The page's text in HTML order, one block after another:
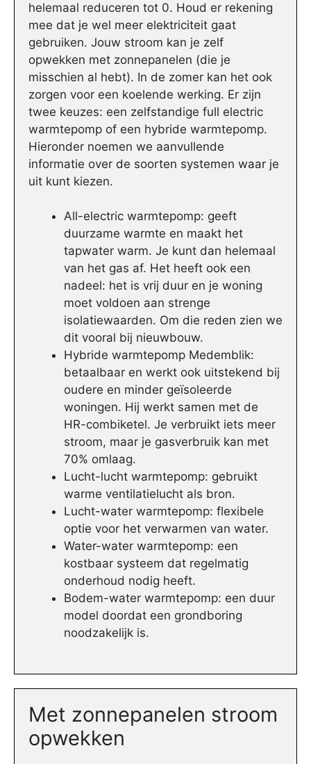
helemaal reduceren tot 0. Houd er rekening
mee dat je wel meer elektriciteit gaat
gebruiken. Jouw stroom kan je zelf
opwekken met zonnepanelen (die je
misschien al hebt). In de zomer kan het ook
zorgen voor een koelende werking. Er zijn
twee keuzes: een zelfstandige full electric
warmtepomp of een hybride warmtepomp.
Hieronder noemen we aanvullende
informatie over de soorten systemen waar je
uit kunt kiezen.
All-electric warmtepomp: geeft
duurzame warmte en maakt het
tapwater warm. Je kunt dan helemaal
van het gas af. Het heeft ook een
nadeel: het is vrij duur en je woning
moet voldoen aan strenge
isolatiewaarden. Om die reden zien we
dit vooral bij nieuwbouw.
Hybride warmtepomp Medemblik:
betaalbaar en werkt ook uitstekend bij
oudere en minder geïsoleerde
woningen. Hij werkt samen met de
HR-combiketel. Je verbruikt iets meer
stroom, maar je gasverbruik kan met
70% omlaag.
Lucht-lucht warmtepomp: gebruikt
warme ventilatielucht als bron.
Lucht-water warmtepomp: flexibele
optie voor het verwarmen van water.
Water-water warmtepomp: een
kostbaar systeem dat regelmatig
onderhoud nodig heeft.
Bodem-water warmtepomp: een duur
model doordat een grondboring
noodzakelijk is.
Met zonnepanelen stroom
opwekken